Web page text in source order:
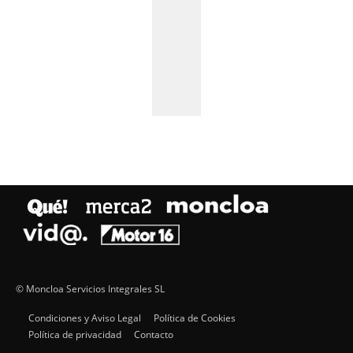
© Moncloa Servicios Integrales SL
Condiciones y Aviso Legal
Política de Cookies
Política de privacidad
Contacto